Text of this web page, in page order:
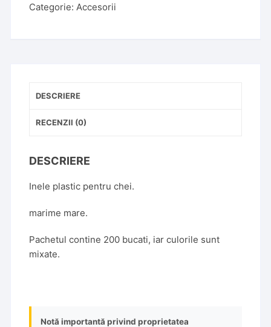
marime
bucati
Categorie:Accesorii
DESCRIERE
RECENZII (0)
DESCRIERE
Inele plastic pentru chei.
marime mare.
Pachetul contine 200 bucati, iar culorile sunt
mixate.
Notă importantă privind proprietatea